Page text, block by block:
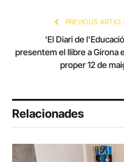
PREVIOUS
‘El Diari de
presentem el llibre a Girona
proper 12 de
Relacionades